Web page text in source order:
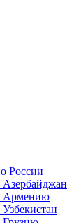
России
Армению